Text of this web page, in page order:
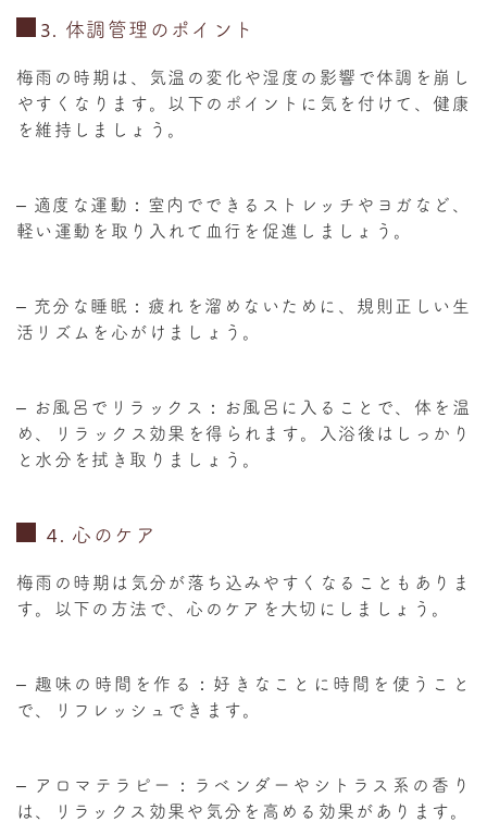
3. 体調管理のポイント
梅雨の時期は、気温の変化や湿度の影響で体調を崩し
やすくなります。以下のポイントに気を付けて、健康
を維持しましょう。
– 適度な運動 ：室内でできるストレッチやヨガなど、
軽い運動を取り入れて血行を促進しましょう。
– 充分な睡眠 ：疲れを溜めないために、規則正しい生
活リズムを心がけましょう。
– お風呂でリラックス ：お風呂に入ることで、体を温
め、リラックス効果を得られます。入浴後はしっかり
と水分を拭き取りましょう。
4. 心のケア
梅雨の時期は気分が落ち込みやすくなることもありま
す。以下の方法で、心のケアを大切にしましょう。
– 趣味の時間を作る ：好きなことに時間を使うこと
で、リフレッシュできます。
– アロマテラピー ：ラベンダーやシトラス系の香り
は、リラックス効果や気分を高める効果があります。